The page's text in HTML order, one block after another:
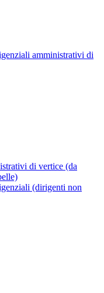
amministrativi di
di vertice (da
(dirigenti non